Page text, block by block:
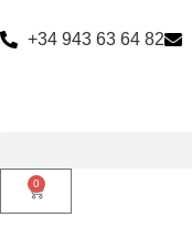
+34 943 63 64 82
0